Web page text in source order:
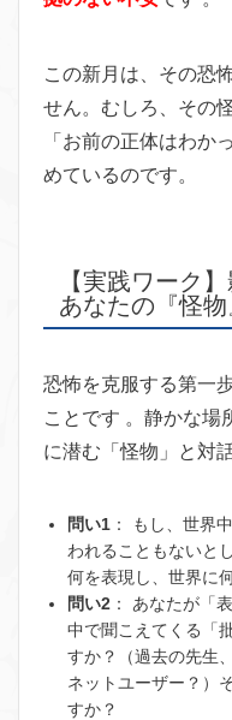
この新月は、その恐
せん。むしろ、その
「お前の正体はわか
めているのです。
【実践ワーク
あなたの『怪
恐怖を克服する第一
ことです 。静かな場
に潜む「怪物」と対
問い1 ：
もし、世界
われることもないと
何を表現し、世界に
問い2 ：
あなたが「
中で聞こえてくる「
すか？（過去の先生
ネットユーザー？）
すか？